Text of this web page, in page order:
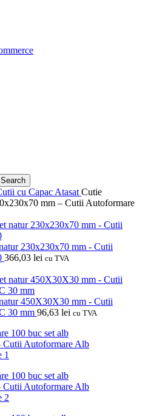
Search
cu Capac Atasat Cutie
mm – Cutii Autoformare
230x230x70 mm - Cutii
366,03 lei cu TVA
450X30X30 mm - Cutii
30 mm 96,63 lei cu TVA